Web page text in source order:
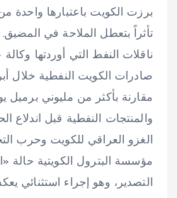
برزت الكويت باعتبارها واحدة
تأثراً بتعطل الملاحة في
ناقلات النفط التي أوردتها
صادرات الكويت النفطية خلال
مقارنة بأكثر من مليوني برميل
والمنتجات النفطية قبل اندلاع
مؤسسة البترول الكويتية حالة
التصدير، وهو إجراء